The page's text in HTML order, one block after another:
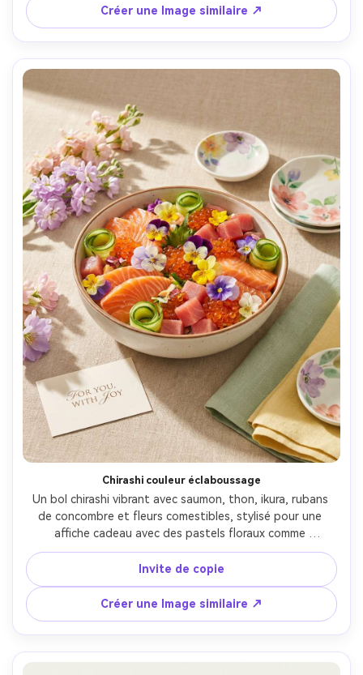
textures réalistes, ombres naturelles, qualité éditoriale,
haute résolution, mise au point nette-AR 4:5
Créer une Image similaire ↗
Chirashi couleur éclaboussage
Un bol chirashi vibrant avec saumon, thon, ikura, rubans
de concombre et fleurs comestibles, stylisé pour une
affiche cadeau avec des pastels floraux comme
accessoires d'accent subtils, fond en lin texturé, lumière
latérale douce, Fujifilm GFX100S 80mm f/1.7, angle de
trois quarts, humeur joyeuse, détail photoréaliste,
ombres naturelles, haute résolution, mise au point nette,
notation des couleurs de bon goût-AR 4:5
Invite de copie
Créer une Image similaire ↗